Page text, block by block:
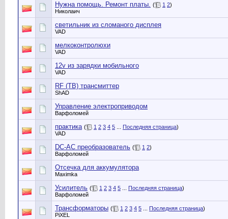
Нужна помощь. Ремонт платы. ( 1 2)
Николаич
светильник из сломаного дисплея
VAD
мелкоконтролюхи
VAD
12v из зарядки мобильного
VAD
RF (ТВ) трансмиттер
ShAD
Управление электроприводом
Варфоломей
практика ( 1 2 3 4 5 Последняя страница)
VAD
DC-AC преобразователь ( 1 2)
Варфоломей
Отсечка для аккумулятора
Maximka
Усилитель ( 1 2 3 4 5 Последняя страница)
Варфоломей
Трансформаторы ( 1 2 3 4 5 Последняя страница)
PiXEL